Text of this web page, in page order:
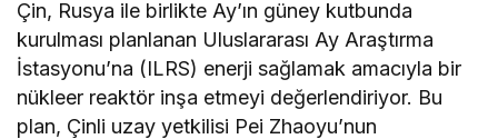
Çin, Rusya ile birlikte Ay’ın güney kutbunda
kurulması planlanan Uluslararası Ay Araştırma
İstasyonu’na (ILRS) enerji sağlamak amacıyla bir
nükleer reaktör inşa etmeyi değerlendiriyor. Bu
plan, Çinli uzay yetkilisi Pei Zhaoyu’nun